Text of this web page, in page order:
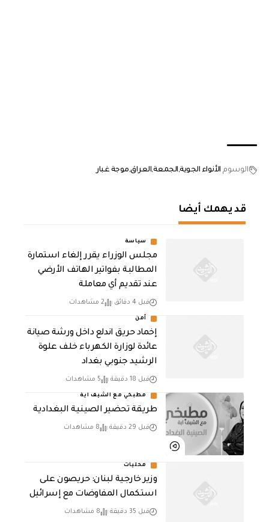
الوسوم الأنواء الجوية الجمعةالعراق موجة غبار
قد يهمك أيضا
سياسة
مجلس الوزراء يقرر إلغاء استمارة
المطالبة بفواتير الهاتف الأرضي
عند تقديم أي معاملة
قبل 4 دقائق 2 مشاهدات
أمن
إخماد حريق اندلع داخل ورشة صيانة
عائدة لوزارة الكهرباء خلف علوة
الرشيد جنوبي بغداد
قبل 18 دقيقة 5 مشاهدات
مطبخي مع الشيف اية
طريقة تحضير الصينية البغدادية
قبل 29 دقيقة 8 مشاهدات
محليات
وزير خارجية لبنان: حريصون على
استكمال المفاوضات مع إسرائيل
قبل 35 دقيقة 8 مشاهدات